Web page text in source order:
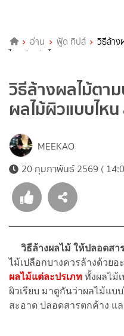
อ่าน ฟู้ด ทิปส์
วิธีล้าง
ไหน ล้างยังไง ดูเลย!
วิธีล้างผลไม้ตาม
ผลไม้ผิวแบบไหน
MEEKAO
20 กุมภาพันธ์ 2569 (
วิธีล้างผลไม้ ให้ปลอดสา
ไม้เปลือกบางควรล้างด้วยอ
ผลไม้แต่ละปรเภท ทั้งผลไม้
ผิวเรียบ มาดูกันว่าผลไม้แบ
สะอาด ปลอดสารตกค้าง แ